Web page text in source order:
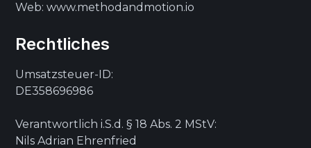
Web: www.methodandmotion.io
Rechtliches
Umsatzsteuer-ID:
DE358696986
Verantwortlich i.S.d. § 18 Abs. 2 MStV:
Nils Adrian Ehrenfried